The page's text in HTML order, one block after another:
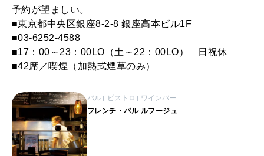
予約が望ましい。
■東京都中央区銀座8-2-8 銀座高本ビル1F
■03-6252-4588
■17：00～23：00LO（土～22：00LO） 日祝休
■42席／喫煙（加熱式煙草のみ）
バル ビストロ ワインバー
フレンチ・バル ルフージュ